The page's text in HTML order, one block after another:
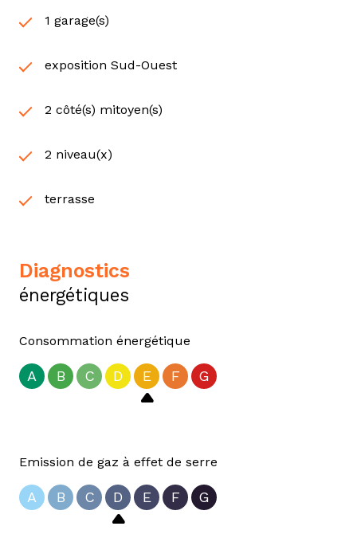
1 garage(s)
exposition Sud-Ouest
2 côté(s) mitoyen(s)
2 niveau(x)
terrasse
diagnostics
énergétiques
Consommation énergétique
A B C D E F G
Emission de gaz à effet de serre
A B C D E F G